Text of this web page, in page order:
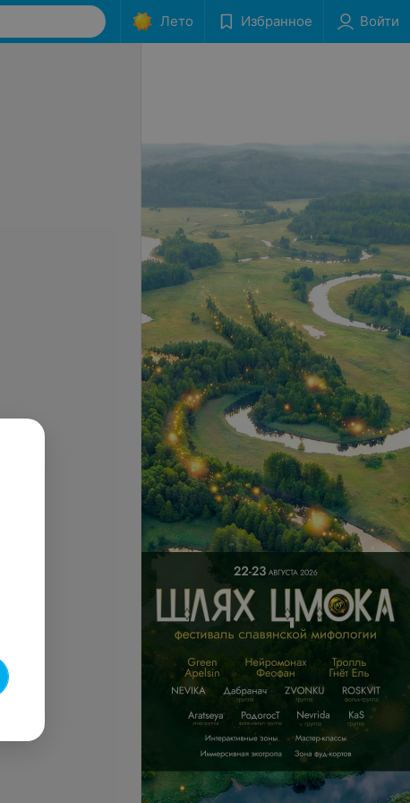
Лето Избранное Войти